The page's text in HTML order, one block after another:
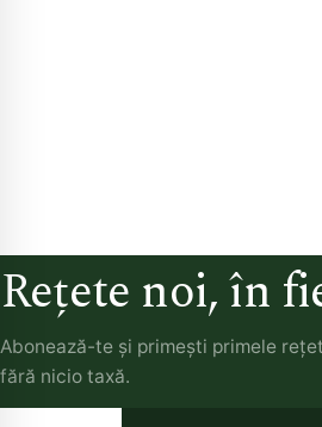
Rețete noi, în
Abonează-te și primești primele
fără nicio taxă.